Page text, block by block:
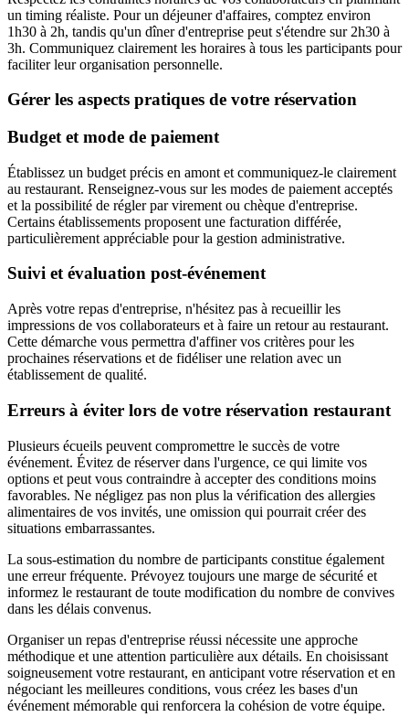
un timing réaliste. Pour un déjeuner d'affaires, comptez environ
1h30 à 2h, tandis qu'un dîner d'entreprise peut s'étendre sur 2h30 à
3h. Communiquez clairement les horaires à tous les participants pour
faciliter leur organisation personnelle.
Gérer les aspects pratiques de votre réservation
Budget et mode de paiement
Établissez un budget précis en amont et communiquez-le clairement
au restaurant. Renseignez-vous sur les modes de paiement acceptés
et la possibilité de régler par virement ou chèque d'entreprise.
Certains établissements proposent une facturation différée,
particulièrement appréciable pour la gestion administrative.
Suivi et évaluation post-événement
Après votre repas d'entreprise, n'hésitez pas à recueillir les
impressions de vos collaborateurs et à faire un retour au restaurant.
Cette démarche vous permettra d'affiner vos critères pour les
prochaines réservations et de fidéliser une relation avec un
établissement de qualité.
Erreurs à éviter lors de votre réservation restaurant
Plusieurs écueils peuvent compromettre le succès de votre
événement. Évitez de réserver dans l'urgence, ce qui limite vos
options et peut vous contraindre à accepter des conditions moins
favorables. Ne négligez pas non plus la vérification des allergies
alimentaires de vos invités, une omission qui pourrait créer des
situations embarrassantes.
La sous-estimation du nombre de participants constitue également
une erreur fréquente. Prévoyez toujours une marge de sécurité et
informez le restaurant de toute modification du nombre de convives
dans les délais convenus.
Organiser un repas d'entreprise réussi nécessite une approche
méthodique et une attention particulière aux détails. En choisissant
soigneusement votre restaurant, en anticipant votre réservation et en
négociant les meilleures conditions, vous créez les bases d'un
événement mémorable qui renforcera la cohésion de votre équipe.